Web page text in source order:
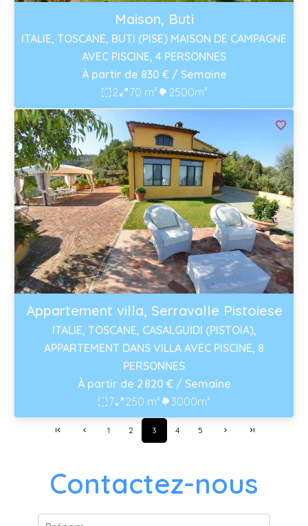
Maison, Buti
ITALIE, TOSCANE, BUTI (PISE) MAISON DE CAMPAGNE
AVEC PISCINE, 4 PERSONNES
À partir de 830 € / Semaine
2
70 m² 2500m²
Appartement villa, Serravalle Pistoiese
ITALIE, TOSCANE, CASALGUIDI (PISTOIA),
APPARTEMENT DANS VILLA AVEC PISCINE, 8
PERSONNES
À partir de 2 820 € / Semaine
7
250 m² 3000m²
1 2 3 4 5
Contactez-nous